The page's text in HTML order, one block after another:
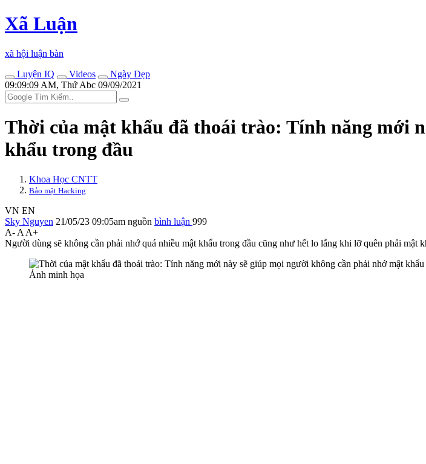
Xã Luận
xã hội luận bàn
Luyện IQ
Videos
Ngày Đẹp
09:09:09 AM, Thứ Abc 09/09/2021
Thời của mật khẩu đã thoái trào: Tính năng mới
khẩu trong đầu
Khoa Học CNTT
Bảo mật Hacking
VN EN
Sky Nguyen 21/05/23 09:05am nguồn bình luận 999
A- A A+
Người dùng sẽ không cần phải nhớ quá nhiều mật khẩu trong đầu cũng như hết lo lắng khi lỡ quên phải mật
Ảnh minh họa